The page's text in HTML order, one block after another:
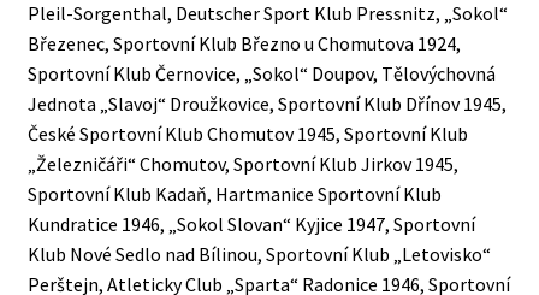
Pleil-Sorgenthal, Deutscher Sport Klub Pressnitz, „Sokol“
Březenec, Sportovní Klub Březno u Chomutova 1924,
Sportovní Klub Černovice, „Sokol“ Doupov, Tělovýchovná
Jednota „Slavoj“ Droužkovice, Sportovní Klub Dřínov 1945,
České Sportovní Klub Chomutov 1945, Sportovní Klub
„Železničáři“ Chomutov, Sportovní Klub Jirkov 1945,
Sportovní Klub Kadaň, Hartmanice Sportovní Klub
Kundratice 1946, „Sokol Slovan“ Kyjice 1947, Sportovní
Klub Nové Sedlo nad Bílinou, Sportovní Klub „Letovisko“
Perštejn, Atleticky Club „Sparta“ Radonice 1946, Sportovní